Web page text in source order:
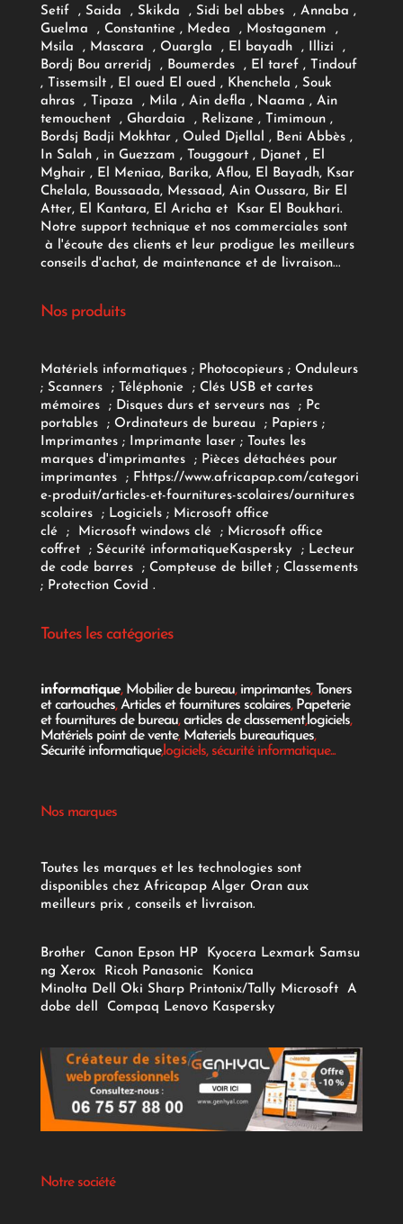
Setif , Saida , Skikda , Sidi bel abbes , Annaba ,
Guelma , Constantine , Medea , Mostaganem ,
Msila , Mascara , Ouargla , El bayadh , Illizi ,
Bordj Bou arreridj , Boumerdes , El taref , Tindouf
, Tissemsilt , El oued El oued , Khenchela , Souk
ahras , Tipaza , Mila , Ain defla , Naama , Ain
temouchent , Ghardaia , Relizane , Timimoun ,
Bordsj Badji Mokhtar , Ouled Djellal , Beni Abbès ,
In Salah , in Guezzam , Touggourt , Djanet , El
Mghair , El Meniaa, Barika, Aflou, El Bayadh, Ksar
Chelala, Boussaada, Messaad, Ain Oussara, Bir El
Atter, El Kantara, El Aricha et Ksar El Boukhari.
Notre support technique et nos commerciales sont
à l'écoute des clients et leur prodigue les meilleurs
conseils d'achat, de maintenance et de livraison...
Nos produits
Matériels informatiques; Photocopieurs; Onduleurs
; Scanners ; Téléphonie ; Clés USB et cartes
mémoires
; Disques durs et serveurs nas ; Pc
portables
; Ordinateurs de bureau ; Papiers;
Imprimantes;Imprimante laser; Toutes les
marques d'imprimantes
; Pièces détachées pour
imprimantes
; F https://www.africapap.com/categori
e-produit/articles-et-fournitures-scolaires/ournitures
scolaires; Logiciels ; Microsoft office
clé
; Microsoft windows clé; Microsoft office
coffret ; Sécurité informatiqueKaspersky ; Lecteur
de code barres
; Compteuse de billet; Classements
; Protection Covid .
Toutes les catégories
informatique, Mobilier de bureau, imprimantes, Toners
et cartouches,Articles et fournitures scolaires, Papeterie
et fournitures de bureau,articles de classement,logiciels,
Matériels point de vente, Materiels bureautiques,
Sécurité informatique,logiciels, sécurité informatique...
Nos marques
Toutes les marques et les technologies sont
disponibles chez Africapap Alger Oran aux
meilleurs prix , conseils et livraison.
Brother Canon Epson HP Kyocera Lexmark Samsu
ng Xerox Ricoh Panasonic
Konica
Minolta Dell Oki Sharp Printonix/Tally Microsoft
A
dobe dell Compaq Lenovo Kaspersky
Notre société